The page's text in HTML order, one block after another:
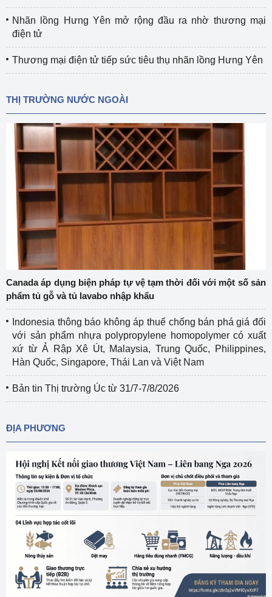
Nhãn lồng Hưng Yên mở rộng đầu ra nhờ thương mại
điện tử
Thương mại điện tử tiếp sức tiêu thụ nhãn lồng Hưng Yên
THỊ TRƯỜNG NƯỚC NGOÀI
Canada áp dụng biện pháp tự vệ tạm thời đối với một số sản
phẩm tủ gỗ và tủ lavabo nhập khẩu
Indonesia thông báo không áp thuế chống bán phá giá đối
với sản phẩm nhựa polypropylene homopolymer có xuất
xứ từ Ả Rập Xê Út, Malaysia, Trung Quốc, Philippines,
Hàn Quốc, Singapore, Thái Lan và Việt Nam
Bản tin Thị trường Úc từ 31/7-7/8/2026
ĐỊA PHƯƠNG